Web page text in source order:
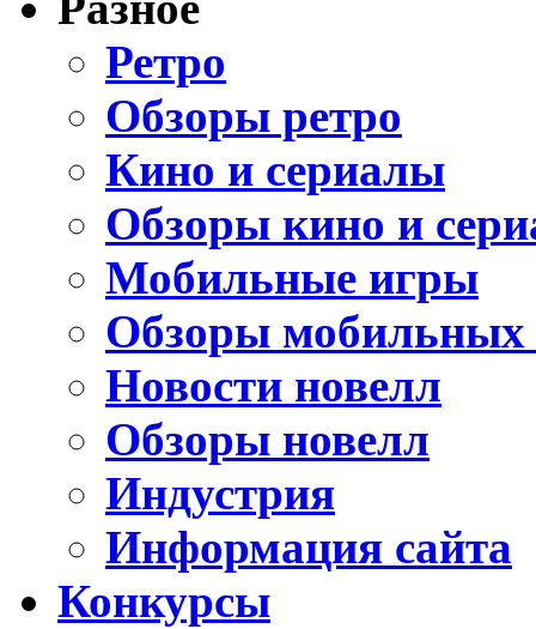
Ретро
Обзоры ретро
Кино и сериалы
Обзоры кино и
Мобильные игры
Обзоры мобильных
Новости новелл
Обзоры новелл
Индустрия
Информация сайта
Конкурсы